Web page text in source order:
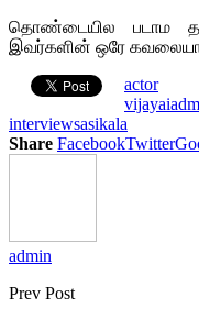
தொண்டையில படாம
இவர்களின் ஒரே
actor
vijay
interviewsasikala
Share FacebookTwitter
admin
Prev Post